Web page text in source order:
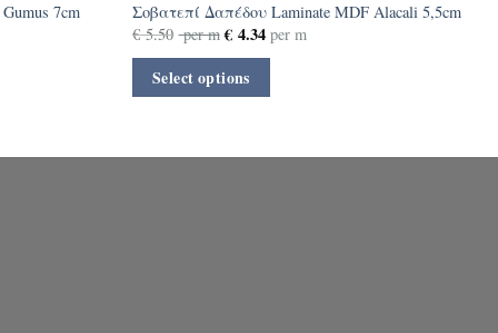
7cm
Σοβατεπί Δαπέδου Laminate MDF Alacali 5,5cm
€5.50 per m €4.34per m
Select options